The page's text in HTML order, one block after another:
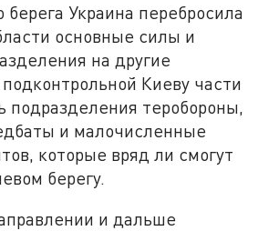
берега Украина перебросила
основные силы и
на другие
Киеву части
подразделения теробороны,
и малочисленные
которые вряд ли смогут
берегу.
и дальше